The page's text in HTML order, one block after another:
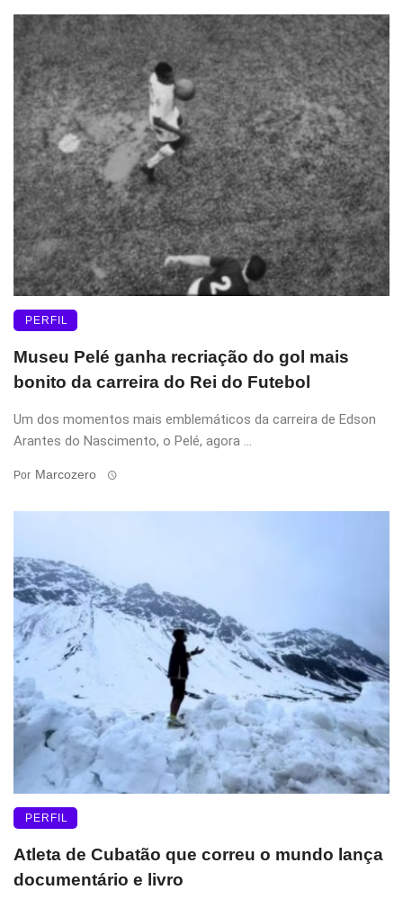
PERFIL
Museu Pelé ganha recriação do gol mais
bonito da carreira do Rei do Futebol
Um dos momentos mais emblemáticos da carreira de Edson
Arantes do Nascimento, o Pelé, agora ...
Por Marcozero
PERFIL
Atleta de Cubatão que correu o mundo lança
documentário e livro